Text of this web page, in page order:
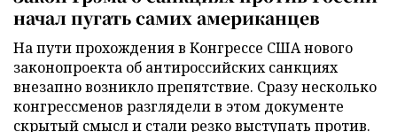
начал пугать самих американцев
На пути прохождения в Конгрессе США нового
законопроекта об антироссийских санкциях
внезапно возникло препятствие. Сразу несколько
конгрессменов разглядели в этом документе
скрытый смысл и стали резко выступать против.